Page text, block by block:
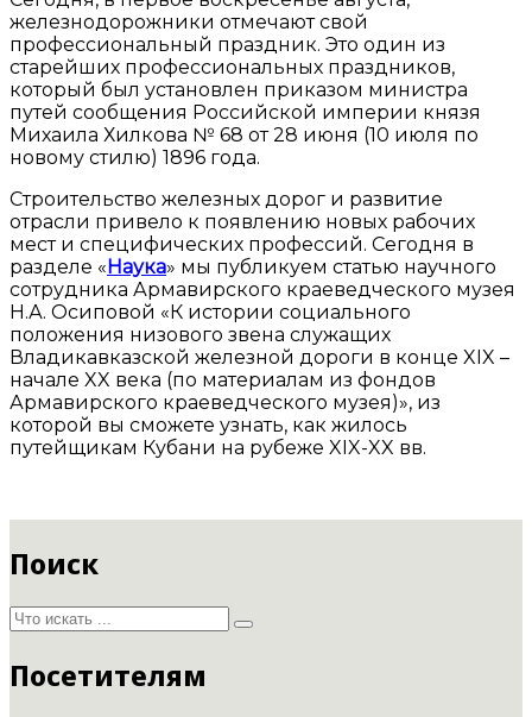
железнодорожники отмечают свой
профессиональный праздник. Это один из
старейших профессиональных праздников,
который был установлен приказом министра
путей сообщения Российской империи князя
Михаила Хилкова № 68 от 28 июня (10 июля по
новому стилю) 1896 года.
Строительство железных дорог и развитие
отрасли привело к появлению новых рабочих
мест и специфических профессий. Сегодня в
разделе «Наука» мы публикуем статью научного
сотрудника Армавирского краеведческого музея
Н.А. Осиповой «К истории социального
положения низового звена служащих
Владикавказской железной дороги в конце XIX –
начале XX века (по материалам из фондов
Армавирского краеведческого музея)», из
которой вы сможете узнать, как жилось
путейщикам Кубани на рубеже XIX-XX вв.
Поиск
Посетителям